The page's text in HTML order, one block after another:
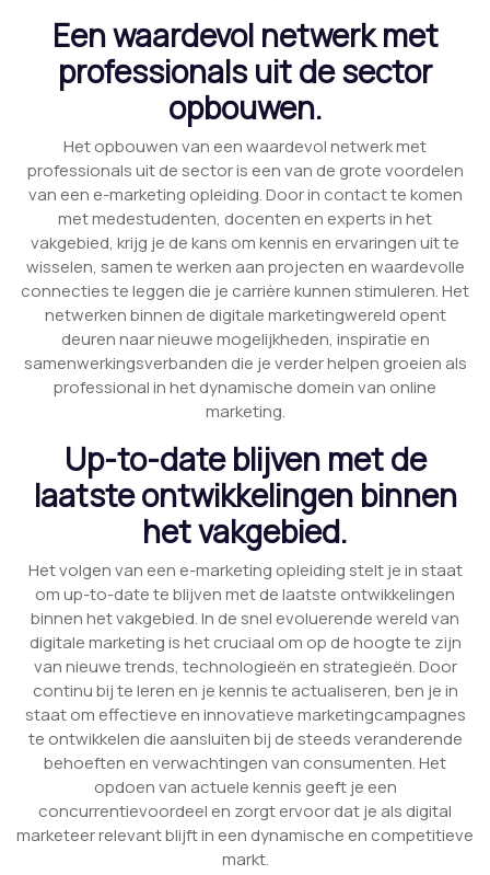
Een waardevol netwerk met
professionals uit de sector
opbouwen.
Het opbouwen van een waardevol netwerk met
professionals uit de sector is een van de grote voordelen
van een e-marketing opleiding. Door in contact te komen
met medestudenten, docenten en experts in het
vakgebied, krijg je de kans om kennis en ervaringen uit te
wisselen, samen te werken aan projecten en waardevolle
connecties te leggen die je carrière kunnen stimuleren. Het
netwerken binnen de digitale marketingwereld opent
deuren naar nieuwe mogelijkheden, inspiratie en
samenwerkingsverbanden die je verder helpen groeien als
professional in het dynamische domein van online
marketing.
Up-to-date blijven met de
laatste ontwikkelingen binnen
het vakgebied.
Het volgen van een e-marketing opleiding stelt je in staat
om up-to-date te blijven met de laatste ontwikkelingen
binnen het vakgebied. In de snel evoluerende wereld van
digitale marketing is het cruciaal om op de hoogte te zijn
van nieuwe trends, technologieën en strategieën. Door
continu bij te leren en je kennis te actualiseren, ben je in
staat om effectieve en innovatieve marketingcampagnes
te ontwikkelen die aansluiten bij de steeds veranderende
behoeften en verwachtingen van consumenten. Het
opdoen van actuele kennis geeft je een
concurrentievoordeel en zorgt ervoor dat je als digital
marketeer relevant blijft in een dynamische en competitieve
markt.